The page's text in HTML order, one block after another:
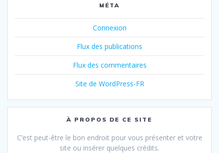
MÉTA
Connexion
Flux des publications
Flux des commentaires
Site de WordPress-FR
À PROPOS DE CE SITE
C’est peut-être le bon endroit pour vous présenter et votre
site ou insérer quelques crédits.